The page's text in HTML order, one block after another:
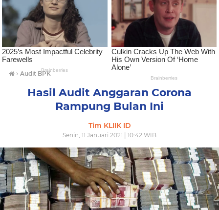
› Audit BPK
Hasil Audit Anggaran Corona
Rampung Bulan Ini
Tim KLIIK ID
Senin, 11 Januari 2021 | 10:42 WIB